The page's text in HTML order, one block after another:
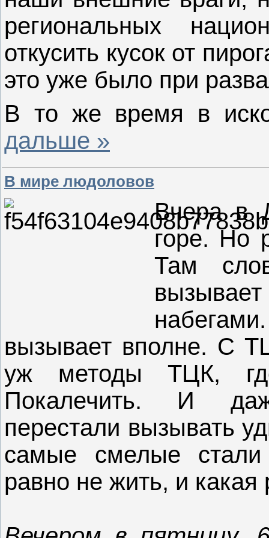
региональных
откусить кусок от
это уже было при
В то же время в
дальше »
В мире людоловов
Вчера в
горе. Но
Там
вызывает вполне. С
уж методы ТЦК,
Покалечить. И
перестали вызывать
самые смелые
равно не жить, и